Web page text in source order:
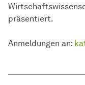
präsentiert.
Anmeldungen an: